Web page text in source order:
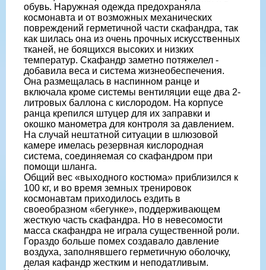
обувь. Наружная одежда предохраняла
космонавта и от возможных механических
повреждений герметичной части скафандра, так
как шилась она из очень прочных искусственных
тканей, не боящихся высоких и низких
температур. Скафандр заметно потяжелел -
добавила веса и система жизнеобеспечения.
Она размещалась в наспинном ранце и
включала кроме системы вентиляции еще два 2-
литровых баллона с кислородом. На корпусе
ранца крепился штуцер для их заправки и
окошко манометра для контроля за давлением.
На случай нештатной ситуации в шлюзовой
камере имелась резервная кислородная
система, соединяемая со скафандром при
помощи шланга.
Общий вес «выходного костюма» приблизился к
100 кг, и во время земных тренировок
космонавтам приходилось ездить в
своеобразном «бегунке», поддерживающем
жесткую часть скафандра. Но в невесомости
масса скафандра не играла существенной роли.
Гораздо больше помех создавало давление
воздуха, заполнявшего герметичную оболочку,
делая кафандр жестким и неподатливым.